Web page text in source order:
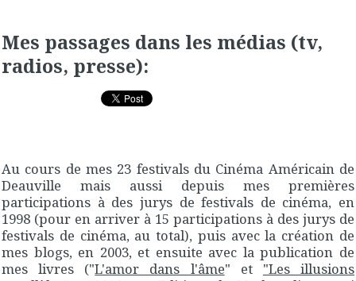
Mes passages dans les médias (tv,
radios, presse):
Au cours de mes 23 festivals du Cinéma Américain de
Deauville mais aussi depuis mes premières
participations à des jurys de festivals de cinéma, en
1998 (pour en arriver à 15 participations à des jurys de
festivals de cinéma, au total), puis avec la création de
mes blogs, en 2003, et ensuite avec la publication de
mes livres ("L'amor dans l'âme" et "Les illusions